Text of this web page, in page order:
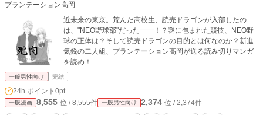
プランテーション高岡
近未来の東京。荒んだ高校生、読売ドラゴンが入部したの
は、"NEO野球部"だった━━！？謎に包まれた競技、NEO野
球の正体は？そして読売ドラゴンの目的とは何なのか？新進
気鋭の二人組、プランテーション高岡が送る読み切りマンガ
を読め！
一般男性向け 完結
24h.ポイント 0pt
一般漫画 8,555 位 / 8,555件 一般男性向け 2,374 位 / 2,374件